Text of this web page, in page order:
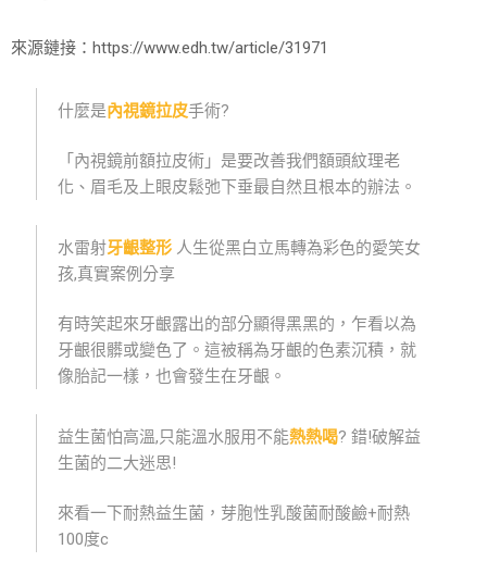
來源鏈接：https://www.edh.tw/article/31971
什麼是內視鏡拉皮手術?
「內視鏡前額拉皮術」是要改善我們額頭紋理老
化、眉毛及上眼皮鬆弛下垂最自然且根本的辦法。
水雷射牙齦整形人生從黑白立馬轉為彩色的愛笑女
孩,真實案例分享
有時笑起來牙齦露出的部分顯得黑黑的，乍看以為
牙齦很髒或變色了。這被稱為牙齦的色素沉積，就
像胎記一樣，也會發生在牙齦。
益生菌怕高溫,只能溫水服用不能熱熱喝? 錯!破解益
生菌的二大迷思!
來看一下耐熱益生菌，芽胞性乳酸菌耐酸鹼+耐熱
100度c